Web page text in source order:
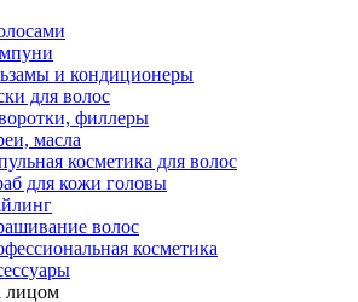
и кондиционеры
для волос
филлеры
масла
косметика для волос
для кожи головы
волос
косметика